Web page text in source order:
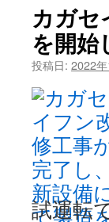
カガセ
を開始
投稿日: 2022
試運転